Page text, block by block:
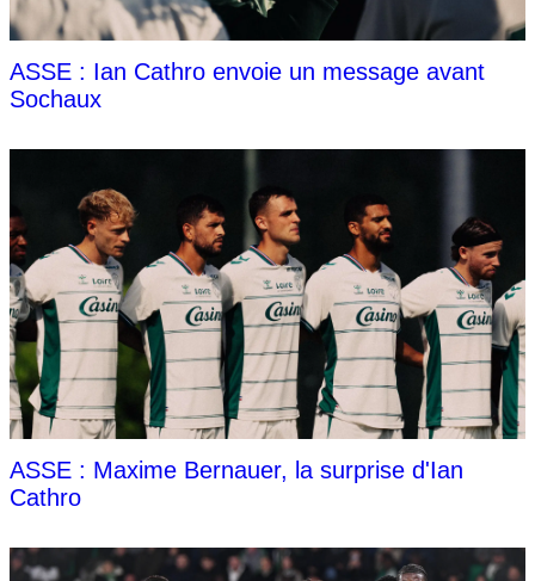
ASSE : Ian Cathro envoie un message avant
Sochaux
ASSE : Maxime Bernauer, la surprise d'Ian
Cathro